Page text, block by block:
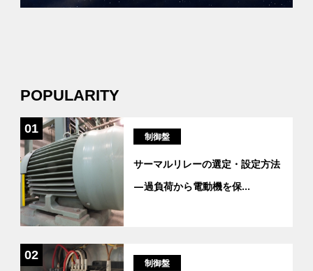
POPULARITY
01
制御盤
サーマルリレーの選定・設定方法
―過負荷から電動機を保...
02
制御盤